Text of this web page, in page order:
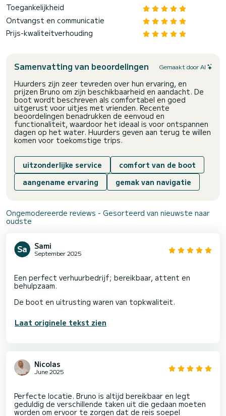
Toegankelijkheid
Ontvangst en communicatie
Prijs-kwaliteitverhouding
Samenvatting van beoordelingen Gemaakt door AI
Huurders zijn zeer tevreden over hun ervaring, en
prijzen Bruno om zijn beschikbaarheid en aandacht. De
boot wordt beschreven als comfortabel en goed
uitgerust voor uitjes met vrienden. Recente
beoordelingen benadrukken de eenvoud en
functionaliteit, waardoor het ideaal is voor ontspannen
dagen op het water. Huurders geven aan terug te willen
komen voor toekomstige trips.
uitzonderlijke service
comfort van de boot
aangename ervaring
gemak van navigatie
Ongemodereerde reviews - Gesorteerd van nieuwste naar
oudste
Sami
September 2025
Een perfect verhuurbedrijf; bereikbaar, attent en
behulpzaam.
Laat originele tekst zien
Nicolas
June 2025
Perfecte locatie. Bruno is altijd bereikbaar en legt
geduldig de verschillende taken uit die gedaan moeten
worden om ervoor te zorgen dat de reis soepel